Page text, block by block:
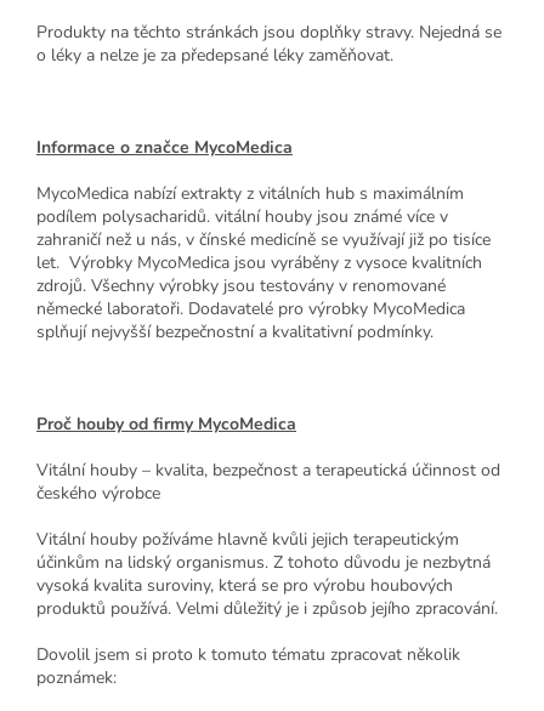
Produkty na těchto stránkách jsou doplňky stravy. Nejedná se
o léky a nelze je za předepsané léky zaměňovat.
Informace o značce MycoMedica
MycoMedica nabízí extrakty z vitálních hub s maximálním
podílem polysacharidů. vitální houby jsou známé více v
zahraničí než u nás, v čínské medicíně se využívají již po tisíce
let. Výrobky MycoMedica jsou vyráběny z vysoce kvalitních
zdrojů. Všechny výrobky jsou testovány v renomované
německé laboratoři. Dodavatelé pro výrobky MycoMedica
splňují nejvyšší bezpečnostní a kvalitativní podmínky.
Proč houby od firmy MycoMedica
Vitální houby – kvalita, bezpečnost a terapeutická účinnost od
českého výrobce
Vitální houby požíváme hlavně kvůli jejich terapeutickým
účinkům na lidský organismus. Z tohoto důvodu je nezbytná
vysoká kvalita suroviny, která se pro výrobu houbových
produktů používá. Velmi důležitý je i způsob jejího zpracování.
Dovolil jsem si proto k tomuto tématu zpracovat několik
poznámek: